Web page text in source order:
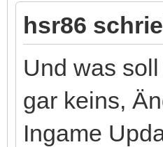
hsr86
Und was
gar keins,
Ingame